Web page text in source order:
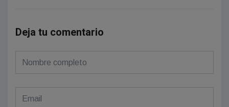
Deja tu comentario